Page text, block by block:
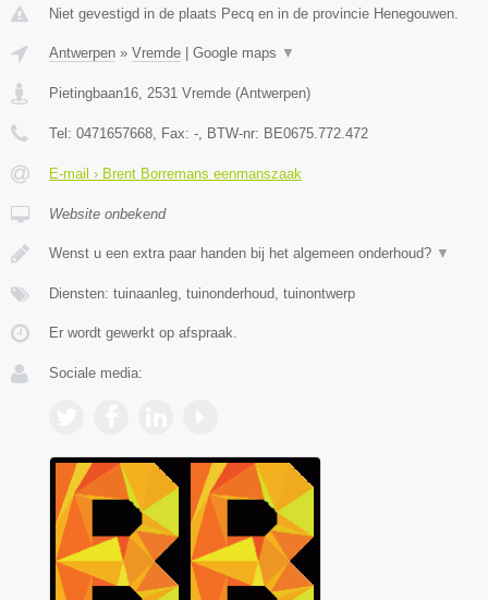
Niet gevestigd in de plaats Pecq en in de provincie Henegouwen.
Antwerpen » Vremde | Google maps ▼
Pietingbaan16 2531 Vremde (Antwerpen)
Tel: 0471657668 , Fax: - , BTW-nr: BE0675.772.472
E-mail › Brent Borremans eenmanszaak
Website onbekend
Wenst u een extra paar handen bij het algemeen onderhoud? ▼
Diensten: tuinaanleg, tuinonderhoud, tuinontwerp
Er wordt gewerkt op afspraak.
Sociale media: